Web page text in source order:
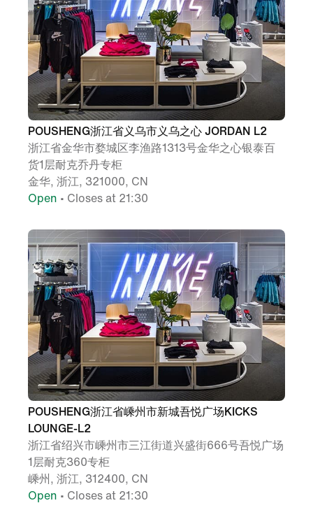
POUSHENG浙江省义乌市义乌之心 JORDAN L2
浙江省金华市婺城区李渔路1313号金华之心银泰百
货1层耐克乔丹专柜
金华, 浙江, 321000, CN
Open • Closes at 21:30
POUSHENG浙江省嵊州市新城吾悦广场KICKS
LOUNGE-L2
浙江省绍兴市嵊州市三江街道兴盛街666号吾悦广场
1层耐克360专柜
嵊州, 浙江, 312400, CN
Open • Closes at 21:30